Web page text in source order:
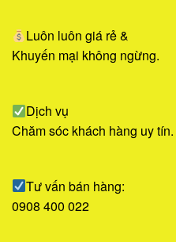
Luôn luôn giá rẻ &
Khuyến mại không ngừng.
Dịch vụ
Chăm sóc khách hàng uy tín.
Tư vấn bán hàng:
0908 400 022